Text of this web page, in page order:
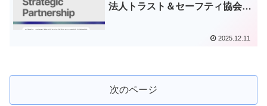
法人トラスト＆セーフティ協会
2025.12.11
次のページ